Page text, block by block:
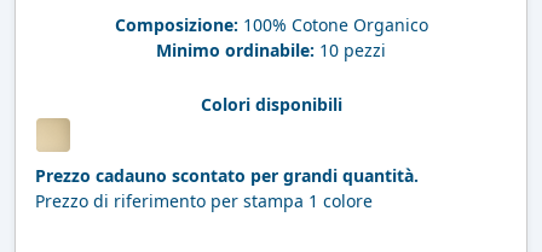
Composizione: 100% Cotone Organico
Minimo ordinabile: 10 pezzi
Colori disponibili
Prezzo cadauno scontato per grandi quantità.
Prezzo di riferimento per stampa 1 colore